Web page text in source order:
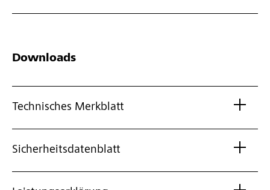
Downloads
Technisches Merkblatt
Sicherheitsdatenblatt